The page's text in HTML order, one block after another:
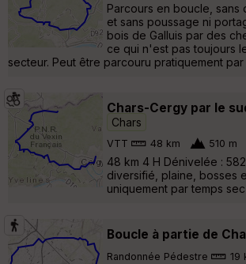
Parcours en boucle, sans
et sans poussage ni
bois de Galluis par des
ce qui n'est pas toujours
secteur. Peut être parcouru pratiquement par
Chars-Cergy par le
Chars
VTT 48 km 510 m
48 km 4 H Dénivelée :
diversifié, plaine, bosses
uniquement par temps
Boucle à partie de
Randonnée Pédestre 19